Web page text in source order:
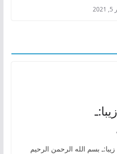
روایات زیبا:ـ بسم الله الرحمن الرحیم